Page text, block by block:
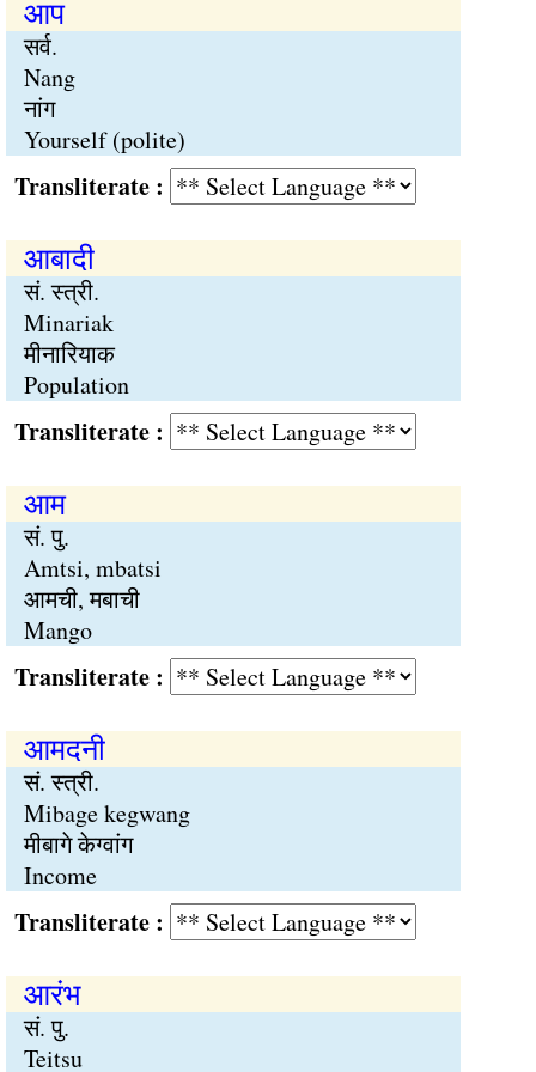
आप
सर्व.
Nang
नांग
Yourself (polite)
:
आबादी
सं. स्त्री.
Minariak
मीनारियाक
Population
:
आम
सं. पु.
Amtsi, mbatsi
आमची, मबाची
Mango
:
आमदनी
सं. स्त्री.
Mibage kegwang
मीबागे केग्वांग
Income
:
आरंभ
सं. पु.
Teitsu